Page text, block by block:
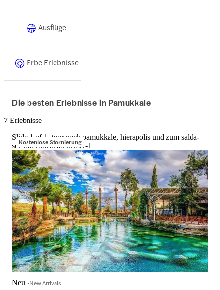
Ausflüge
Erbe Erlebnisse
Die besten Erlebnisse in Pamukkale
7 Erlebnisse
Kostenlose Stornierung
Slide 1 of 1, tour nach pamukkale, hierapolis und zum salda-
see mit eintritt ab kemer-1
Neu New Arrivals